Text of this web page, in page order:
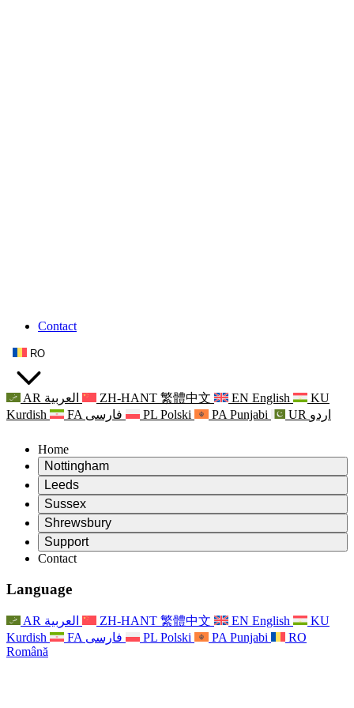
Contact
RO
AR العربية ZH-HANT 繁體中文 EN English
KU
Kurdish
FA فارسی PL Polski PA Punjabi UR اردو
Home
Nottingham
Review
Președintele revizuirii
Echipa independentă de evaluare
Termeni de referință
Raportul final al evaluării independente
Întrebări frecvente
Procesul de feedback al familiei
Buletine informative
Renunțare
Evenimente
Leeds
Review
Președintele revizuirii
Echipa independentă de evaluare
Termeni de referință
Contact
Sprijin psihologic pentru familii
Actualizări pentru familii
Evenimente
For Staff
Sprijin pentru personal
Vocile personalului
Sussex
Review
Președintele revizuirii
Echipa independentă de evaluare
Termeni de referință
For Families
Actualizări pentru familii
Evenimente
For Staff
Shrewsbury
Review
Termeni de referință pentru revizuirea maternității
Raportul final al evaluării independente
Primul raport al evaluării independente
For Families
Actualizări
Support
Leeds
Nottingham
Serviciul de asistență psihologică familială
Sprijin în caz de criză în domeniul sănătății mintale
Servicii regionale Nottingham
National
Sepsis Charities
Contact
Language
AR العربية ZH-HANT 繁體中文 EN English
KU
Kurdish
FA فارسی PL Polski PA Punjabi
RO
Română